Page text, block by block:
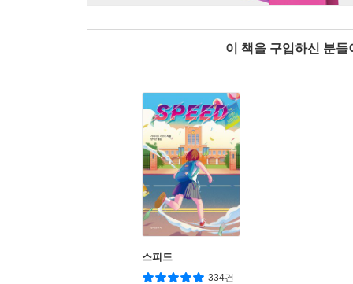
이 책을 구입하신 분
스피드
334건